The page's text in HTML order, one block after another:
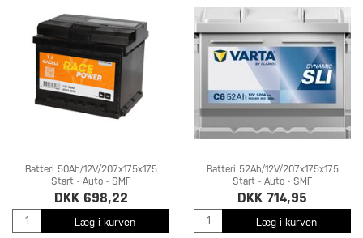
Batteri 50Ah/12V/207x175x175
Start - Auto - SMF
DKK 698,22
Læg i kurven
Batteri 52Ah/12V/207x175x175
Start - Auto - SMF
DKK 714,95
Læg i kurven